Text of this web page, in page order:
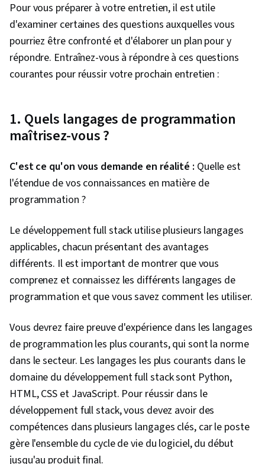
l'utilisateur, Outils de développement mobile,
Commandes Linux, Cadres JavaScript,
Recherche en design, Facilité d'utilisation,
Conception de l'interface et de l'expérience
utilisateur (UI/UX), JSON, Unix, React.js, Git
de l'interface utilisateur (UI), Tests
d'utilisabilité, Examen du code, Conception de
sites web réactifs, Applications Web,
Développement Web Front-End, Examen
technique des logiciels, Web sémantique,
Stratégie UI/UX, Contrôle des versions, HTML et
(Framework Front-End), TCP/IP, Outils de
développement web, Conception de sites web,
Développement Web, Serveurs web,
Développement Web complet, Jest (cadre de
test JavaScript), Gestion du contexte, Interface
de conception de logiciels, Tests unitaires,
Figma (logiciel de conception), Éléments et
principes de conception, Persona (Expérience
utilisateur), Wireframing, Conception de la mise
en page, Recherche UI/UX, Conception
d'interaction, Revues de conception,
Conception de l'expérience, Algorithmes,
Structures de données, Communication
technique, Informatique, Communication,
Pour vous préparer à votre entretien, il est utile
d'examiner certaines des questions auxquelles vous
pourriez être confronté et d'élaborer un plan pour y
répondre. Entraînez-vous à répondre à ces questions
courantes pour réussir votre prochain entretien :
1. Quels langages de programmation
maîtrisez-vous ?
C'est ce qu'on vous demande en réalité : Quelle est
l'étendue de vos connaissances en matière de
programmation ?
Le développement full stack utilise plusieurs langages
applicables, chacun présentant des avantages
différents. Il est important de montrer que vous
comprenez et connaissez les différents langages de
programmation et que vous savez comment les utiliser.
Vous devrez faire preuve d'expérience dans les langages
de programmation les plus courants, qui sont la norme
dans le secteur. Les langages les plus courants dans le
domaine du développement full stack sont Python,
HTML, CSS et JavaScript. Pour réussir dans le
développement full stack, vous devez avoir des
compétences dans plusieurs langages clés, car le poste
gère l'ensemble du cycle de vie du logiciel, du début
jusqu'au produit final.